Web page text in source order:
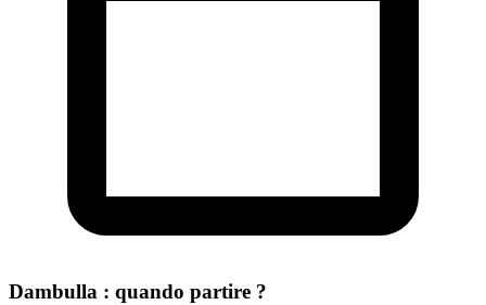
Dambulla : quando partire ?